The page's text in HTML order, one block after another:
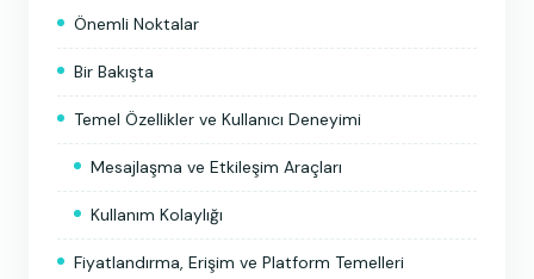
Önemli Noktalar
Bir Bakışta
Temel Özellikler ve Kullanıcı Deneyimi
Mesajlaşma ve Etkileşim Araçları
Kullanım Kolaylığı
Fiyatlandırma, Erişim ve Platform Temelleri